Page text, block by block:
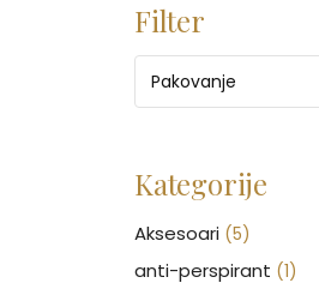
Filter
Pakovanje
Kategorije
Aksesoari (5)
anti-perspirant (1)